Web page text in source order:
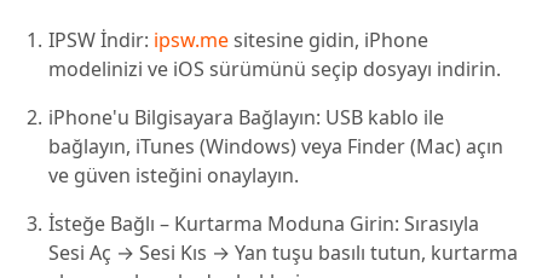
IPSW İndir: ipsw.mesitesine gidin, iPhone
modelinizi ve iOS sürümünü seçip dosyayı indirin.
iPhone'u Bilgisayara Bağlayın: USB kablo ile
bağlayın, iTunes (Windows) veya Finder (Mac) açın
ve güven isteğini onaylayın.
İsteğe Bağlı – Kurtarma Moduna Girin: Sırasıyla
Sesi Aç → Sesi Kıs → Yan tuşu basılı tutun, kurtarma